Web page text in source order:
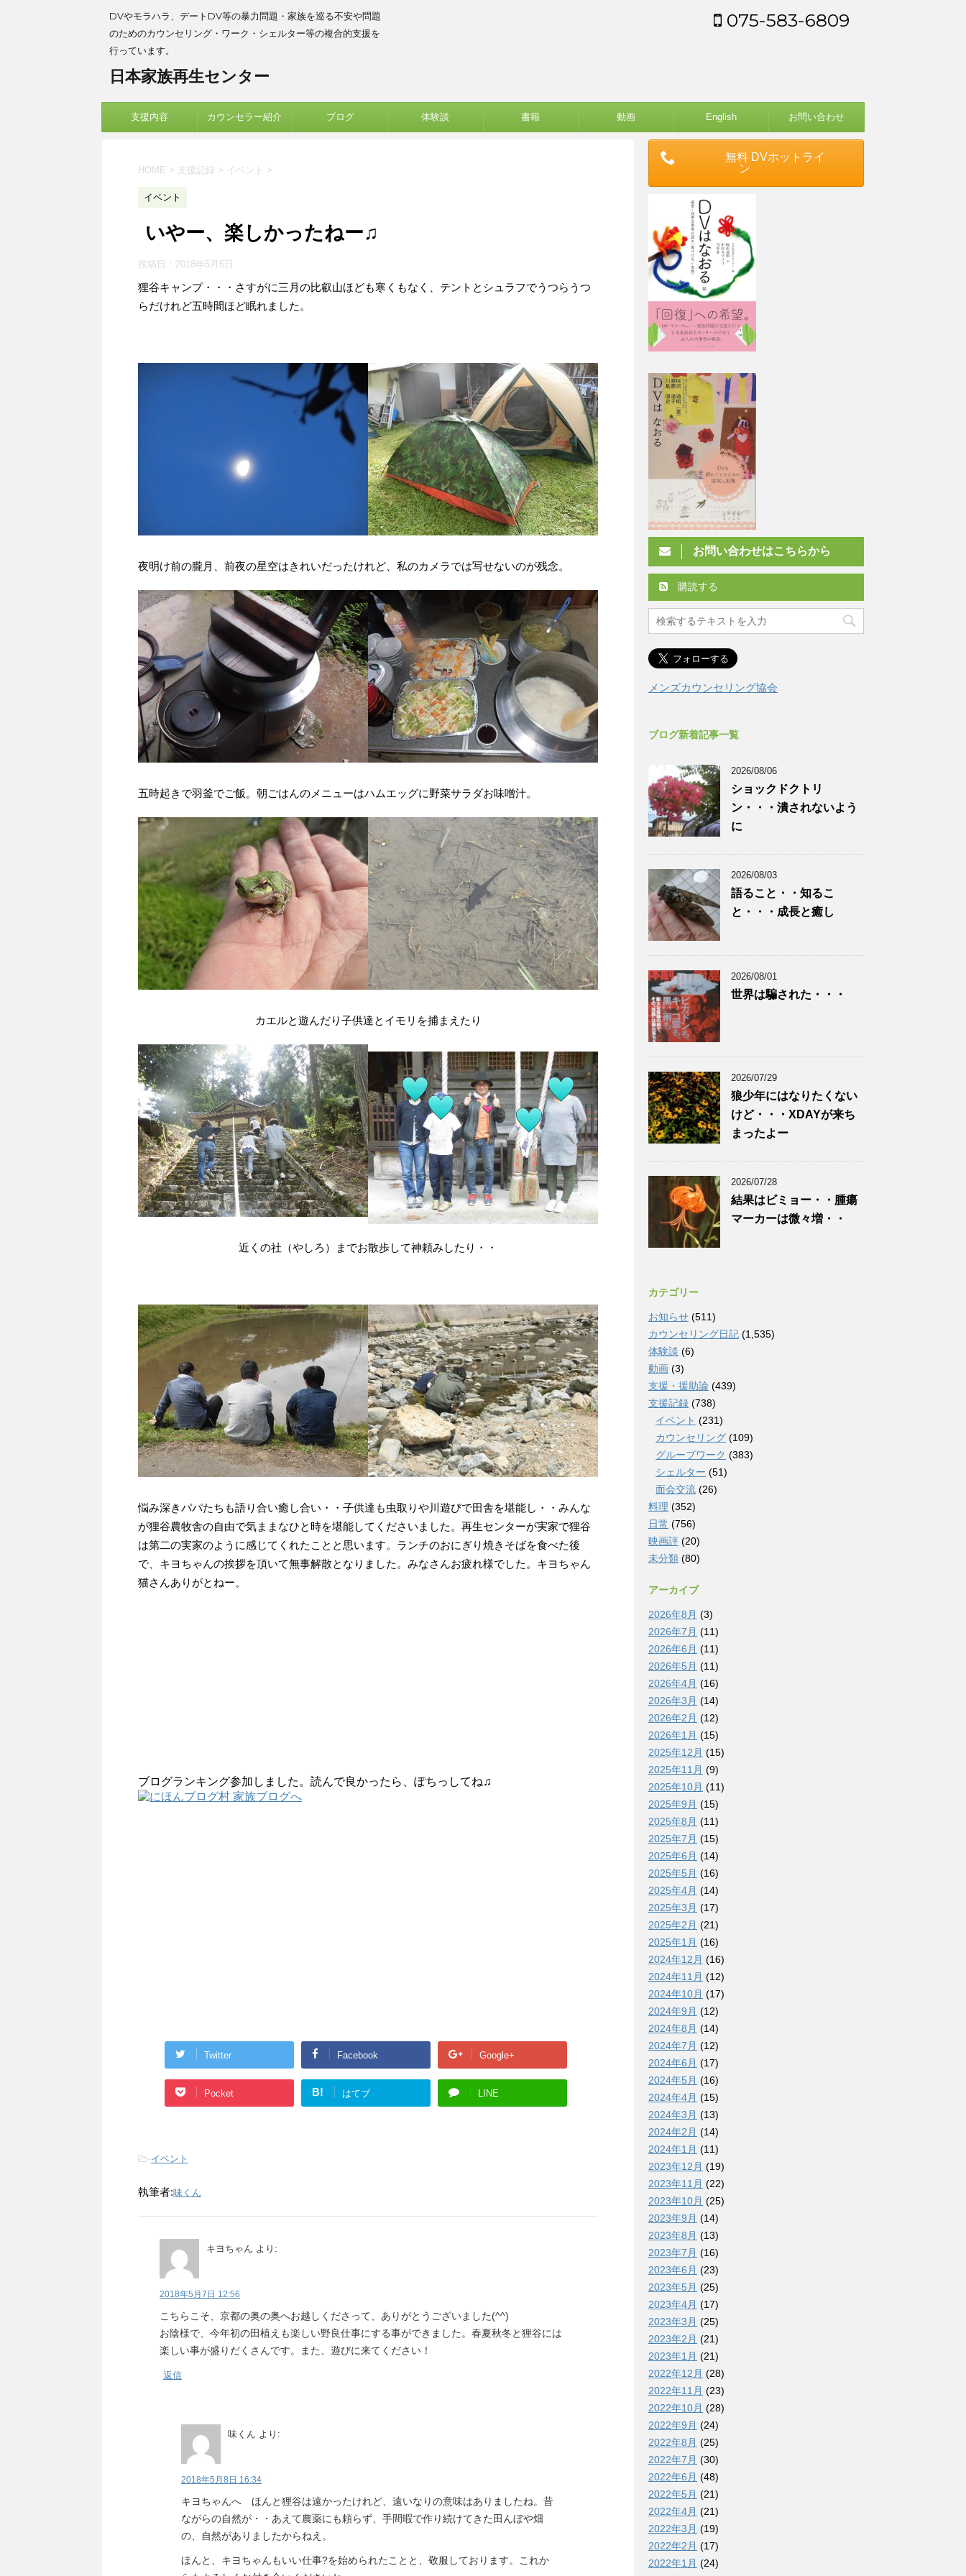
DVやモラハラ、デートDV等の暴力問題・家族を巡る不安や問題
のためのカウンセリング・ワーク・シェルター等の複合的支援を
行っています。
日本家族再生センター
075-583-6809
支援内容 カウンセラー紹介 ブログ 体験談 書籍 動画 English お問い合わせ
HOME > 支援記録 > イベント >
イベント
いやー、楽しかったねー♫
投稿日： 2018年5月6日
狸谷キャンプ・・・さすがに三月の比叡山ほども寒くもなく、テントとシュラフでうつらうつ
らだけれど五時間ほど眠れました。
夜明け前の朧月、前夜の星空はきれいだったけれど、私のカメラでは写せないのが残念。
五時起きで羽釜でご飯。朝ごはんのメニューはハムエッグに野菜サラダお味噌汁。
カエルと遊んだり子供達とイモリを捕まえたり
近くの社（やしろ）までお散歩して神頼みしたり・・
悩み深きパパたちも語り合い癒し合い・・子供達も虫取りや川遊びで田舎を堪能し・・みんな
が狸谷農牧舎の自由で気ままなひと時を堪能してくださいました。再生センターが実家で狸谷
は第二の実家のように感じてくれたことと思います。ランチのおにぎり焼きそばを食べた後
で、キヨちゃんの挨拶を頂いて無事解散となりました。みなさんお疲れ様でした。キヨちゃん
猫さんありがとねー。
ブログランキング参加しました。読んで良かったら、ぽちっしてね♫
Twitter Facebook Google+
Pocket B! はてブ LINE
-イベント
執筆者:味くん
キヨちゃん より:
2018年5月7日 12:56
こちらこそ、京都の奥の奥へお越しくださって、ありがとうございました(^^)
お陰様で、今年初の田植えも楽しい野良仕事にする事ができました。春夏秋冬と狸谷には
楽しい事が盛りだくさんです。また、遊びに来てください！
返信
味くん より:
2018年5月8日 16:34
キヨちゃんへ ほんと狸谷は遠かったけれど、遠いなりの意味はありましたね。昔
ながらの自然が・・あえて農薬にも頼らず、手間暇で作り続けてきた田んぼや畑
の、自然がありましたからねえ。
ほんと、キヨちゃんもいい仕事?を始められたことと、敬服しております。これか
無料 DVホットライ
ン
お問い合わせはこちらから
購読する
メンズカウンセリング協会
ブログ新着記事一覧
2026/08/06
ショックドクトリ
ン・・・潰されないよう
に
2026/08/03
語ること・・知るこ
と・・・成長と癒し
2026/08/01
世界は騙された・・・
2026/07/29
狼少年にはなりたくない
けど・・・XDAYが来ち
まったよー
2026/07/28
結果はビミョー・・腫瘍
マーカーは微々増・・
カテゴリー
お知らせ (511)
カウンセリング日記 (1,535)
体験談 (6)
動画 (3)
支援・援助論 (439)
支援記録 (738)
イベント (231)
カウンセリング (109)
グループワーク (383)
シェルター (51)
面会交流 (26)
料理 (352)
日常 (756)
映画評 (20)
未分類 (80)
アーカイブ
2026年8月 (3)
2026年7月 (11)
2026年6月 (11)
2026年5月 (11)
2026年4月 (16)
2026年3月 (14)
2026年2月 (12)
2026年1月 (15)
2025年12月 (15)
2025年11月 (9)
2025年10月 (11)
2025年9月 (15)
2025年8月 (11)
2025年7月 (15)
2025年6月 (14)
2025年5月 (16)
2025年4月 (14)
2025年3月 (17)
2025年2月 (21)
2025年1月 (16)
2024年12月 (16)
2024年11月 (12)
2024年10月 (17)
2024年9月 (12)
2024年8月 (14)
2024年7月 (12)
2024年6月 (17)
2024年5月 (16)
2024年4月 (15)
2024年3月 (13)
2024年2月 (14)
2024年1月 (11)
2023年12月 (19)
2023年11月 (22)
2023年10月 (25)
2023年9月 (14)
2023年8月 (13)
2023年7月 (16)
2023年6月 (23)
2023年5月 (25)
2023年4月 (17)
2023年3月 (25)
2023年2月 (21)
2023年1月 (21)
2022年12月 (28)
2022年11月 (23)
2022年10月 (28)
2022年9月 (24)
2022年8月 (25)
2022年7月 (30)
2022年6月 (48)
2022年5月 (21)
2022年4月 (21)
2022年3月 (19)
2022年2月 (17)
2022年1月 (24)